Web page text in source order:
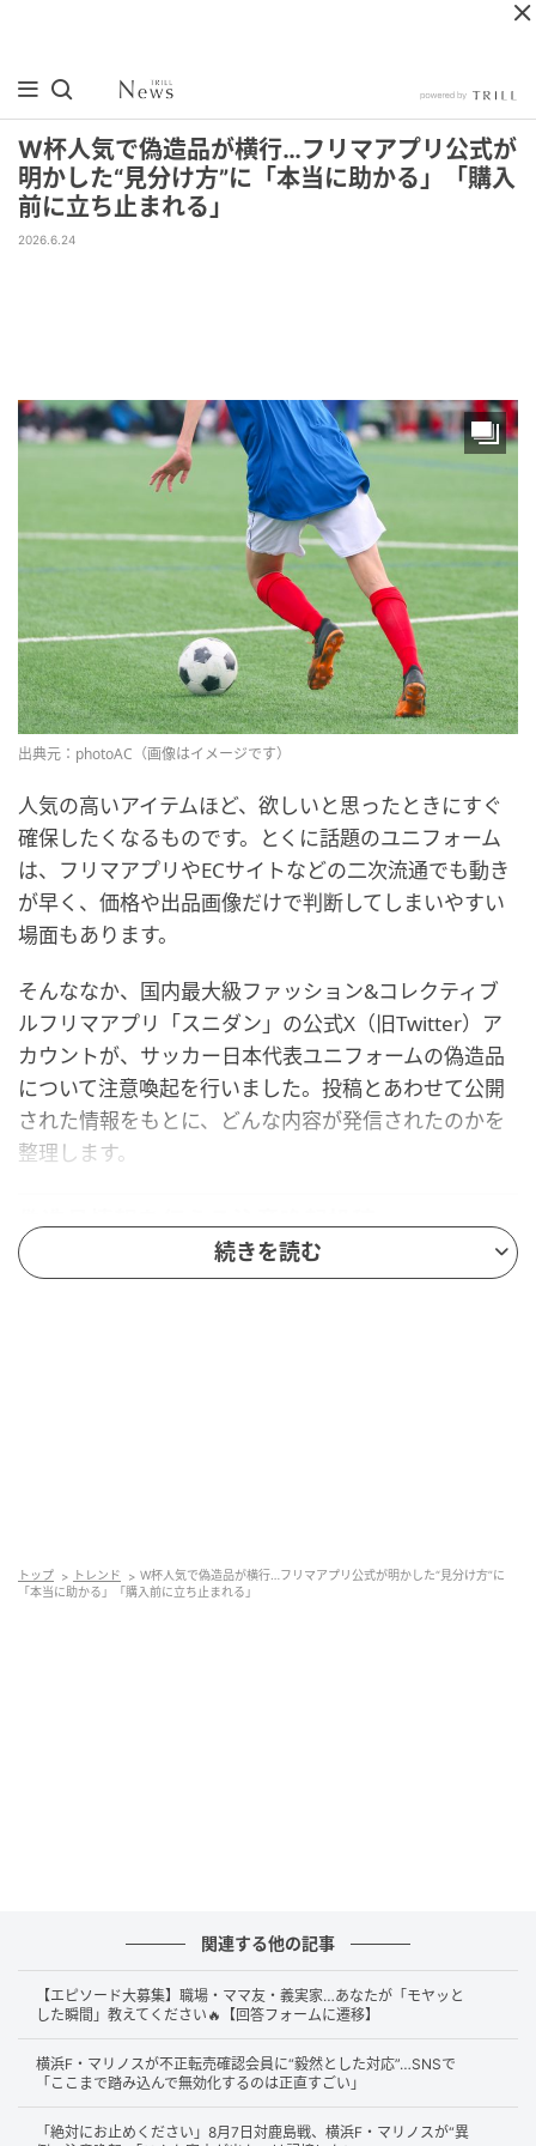
W杯人気で偽造品が横行…フリマアプリ公式が
明かした“見分け方”に「本当に助かる」「購入
前に立ち止まれる」
2026.6.24
出典元：photoAC（画像はイメージです）
人気の高いアイテムほど、欲しいと思ったときにすぐ
確保したくなるものです。とくに話題のユニフォーム
は、フリマアプリやECサイトなどの二次流通でも動き
が早く、価格や出品画像だけで判断してしまいやすい
場面もあります。
そんななか、国内最大級ファッション&コレクティブ
ルフリマアプリ「スニダン」の公式X（旧Twitter）ア
カウントが、サッカー日本代表ユニフォームの偽造品
について注意喚起を行いました。投稿とあわせて公開
された情報をもとに、どんな内容が発信されたのかを
整理します。
偽造品情報を伝える注意喚起投稿
今回の投稿は、単に人気商品を紹介する内容ではあり
ません。どのモデルに偽造品情報が出ているのかを明
細部で見たい真贋ポイント
公開情報で確認できる範囲では、ホームユニフォーム
の見分け方として、胸元エンブレムの細部や3本ライン
の縫製、国旗まわりの質感などが挙げられていまし
た。
続きを読む
トップ トレンド
W杯人気で偽造品が横行…フリマアプリ公式が明かした“見分け方”に
「本当に助かる」「購入前に立ち止まれる」
関連する他の記事
【エピソード大募集】職場・ママ友・義実家…あなたが「モヤッと
した瞬間」教えてください🔥【回答フォームに遷移】
横浜F・マリノスが不正転売確認会員に“毅然とした対応”…SNSで
「ここまで踏み込んで無効化するのは正直すごい」
「絶対にお止めください」8月7日対鹿島戦、横浜F・マリノスが“異